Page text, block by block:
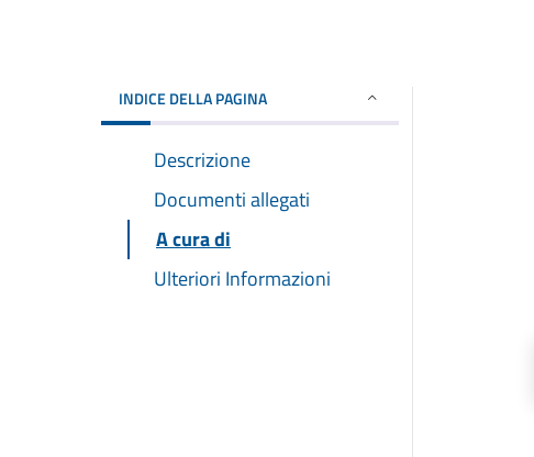
INDICE DELLA PAGINA
Descrizione
Documenti allegati
A cura di
Ulteriori Informazioni